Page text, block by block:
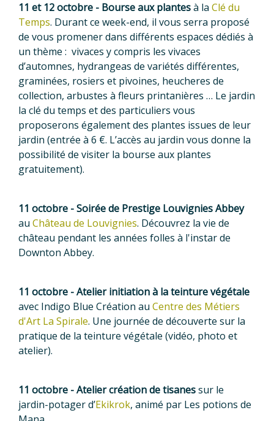
11 et 12 octobre - Bourse aux plantesà la Clé du
Temps. Durant ce week-end, il vous serra proposé
de vous promener dans différents espaces dédiés à
un thème : vivaces y compris les vivaces
d’automnes, hydrangeas de variétés différentes,
graminées, rosiers et pivoines, heucheres de
collection, arbustes à fleurs printanières … Le jardin
la clé du temps et des particuliers vous
proposerons également des plantes issues de leur
jardin (entrée à 6 €. L’accès au jardin vous donne la
possibilité de visiter la bourse aux plantes
gratuitement).
11 octobre - Soirée de Prestige Louvignies Abbey
au Château de Louvignies. Découvrez la vie de
château pendant les années folles à l'instar de
Downton Abbey.
11 octobre - Atelier initiation à la teinture végétale
avec Indigo Blue Création au Centre des Métiers
d'Art La Spirale. Une journée de découverte sur la
pratique de la teinture végétale (vidéo, photo et
atelier).
11 octobre - Atelier création de tisanessur le
jardin-potager d’Ekikrok, animé par Les potions de